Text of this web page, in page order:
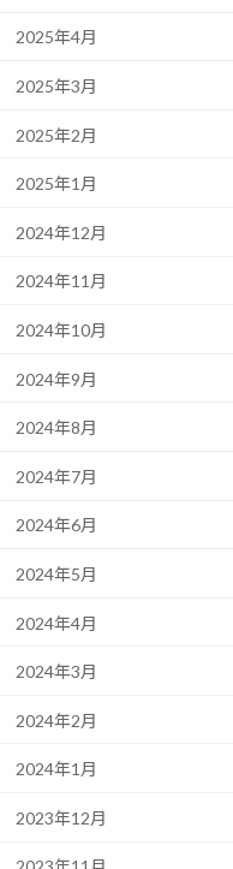
2025年4月
2025年3月
2025年2月
2025年1月
2024年12月
2024年11月
2024年10月
2024年9月
2024年8月
2024年7月
2024年6月
2024年5月
2024年4月
2024年3月
2024年2月
2024年1月
2023年12月